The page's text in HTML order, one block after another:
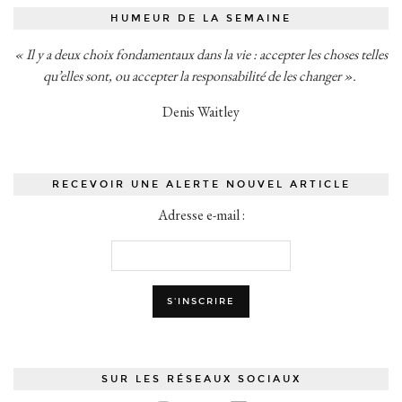
HUMEUR DE LA SEMAINE
« Il y a deux choix fondamentaux dans la vie : accepter les choses telles
qu’elles sont, ou accepter la responsabilité de les changer ».
Denis Waitley
RECEVOIR UNE ALERTE NOUVEL ARTICLE
Adresse e-mail :
SUR LES RÉSEAUX SOCIAUX